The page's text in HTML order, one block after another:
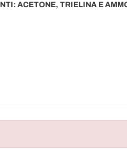
ACETONE, TRIELINA E